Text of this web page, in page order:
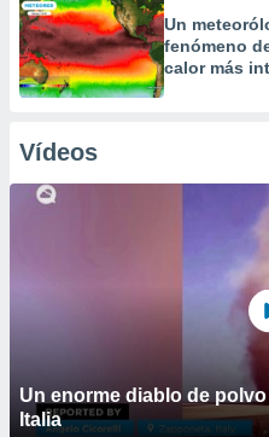
Un
fenómeno
calor más
Vídeos
Un enorme diablo de
Italia